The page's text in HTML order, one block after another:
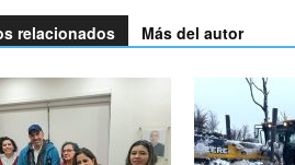
relacionados Más del autor